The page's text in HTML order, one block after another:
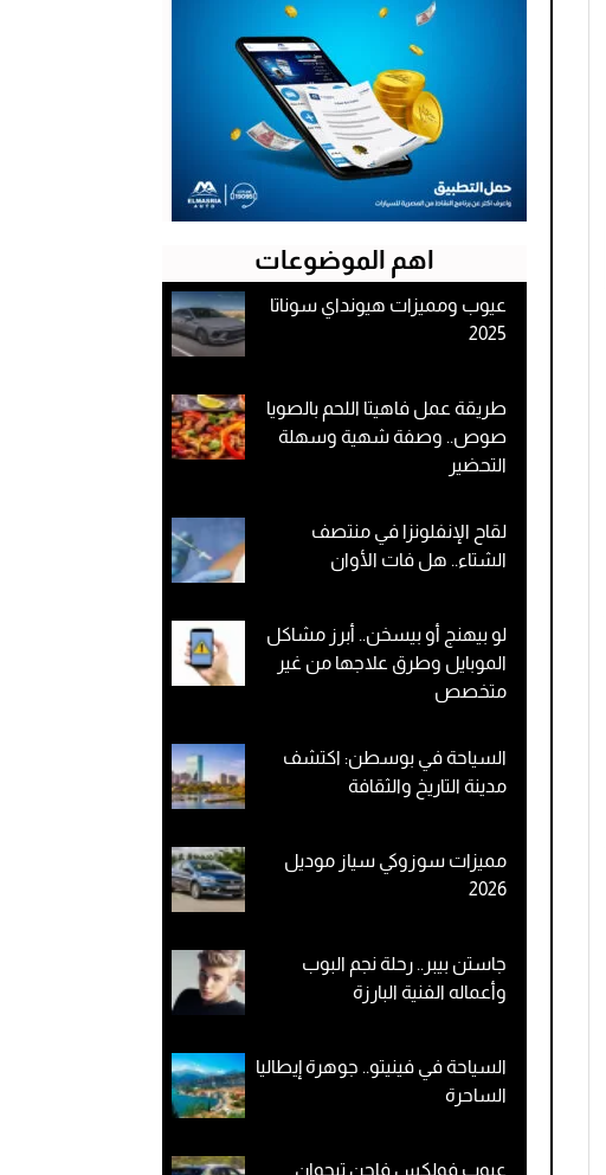
اهم الموضوعات
عيوب ومميزات هيونداي سوناتا
2025
طريقة عمل فاهيتا اللحم بالصويا
صوص.. وصفة شهية وسهلة
التحضير
لقاح الإنفلونزا في منتصف
الشتاء.. هل فات الأوان
لو بيهنج أو بيسخن.. أبرز مشاكل
الموبايل وطرق علاجها من غير
متخصص
السياحة في بوسطن: اكتشف
مدينة التاريخ والثقافة
مميزات سوزوكي سياز موديل
2026
جاستن بيبر.. رحلة نجم البوب
وأعماله الفنية البارزة
السياحة في فينيتو.. جوهرة إيطاليا
الساحرة
عيوب فولكس فاجن تيجوان